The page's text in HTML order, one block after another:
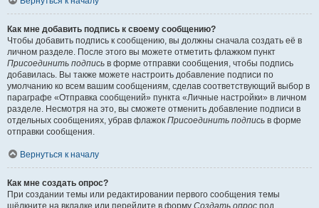
Как мне добавить подпись к своему сообщению?
Чтобы добавить подпись к сообщению, вы должны сначала создать её в
личном разделе. После этого вы можете отметить флажком пункт
Присоединить подпись в форме отправки сообщения, чтобы подпись
добавилась. Вы также можете настроить добавление подписи по
умолчанию ко всем вашим сообщениям, сделав соответствующий выбор в
параграфе «Отправка сообщений» пункта «Личные настройки» в личном
разделе. Несмотря на это, вы сможете отменить добавление подписи в
отдельных сообщениях, убрав флажок Присоединить подпись в форме
отправки сообщения.
Вернуться к началу
Как мне создать опрос?
При создании темы или редактировании первого сообщения темы
щёлкните на вкладке или перейдите в форму Создать опрос под